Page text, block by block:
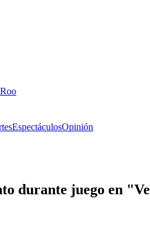
EspectáculosOpinión
durante juego en